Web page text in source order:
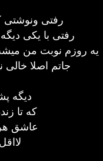
رفتی ونوشتی
رفتی با یکی
یه روزم نوبت من
جاتم اصلا
دیگه
که تا
عاشق